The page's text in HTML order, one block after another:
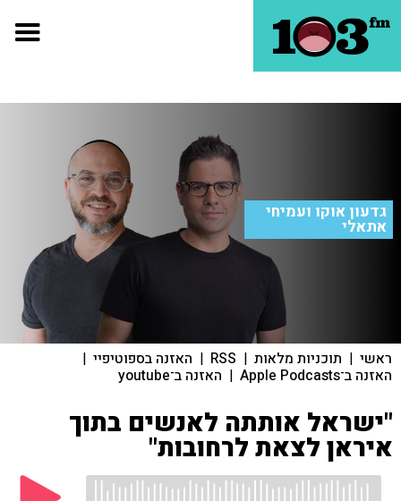
גדעון אוקו ועמיחי
אתאלי
ראשי | תוכניות מלאות |
RSS
| האזנה בספוטיפיי |
האזנה ב־Apple Podcasts | האזנה ב־youtube
"ישראל אותתה לאנשים בתוך
איראן לצאת לרחובות"